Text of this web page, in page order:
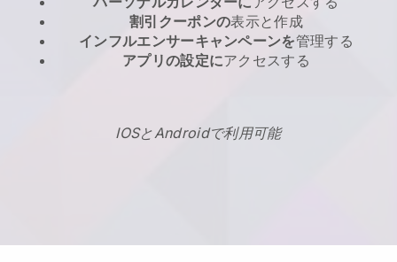
割引クーポンの表示と作成
インフルエンサーキャンペーンを管理する
アプリの設定にアクセスする
IOSとAndroidで利用可能